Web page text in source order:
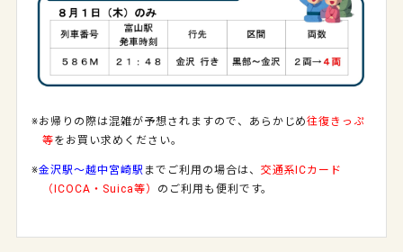
※お帰りの際は混雑が予想されますので、あらかじめ往復きっぷ
等をお買い求めください。
※金沢駅～越中宮崎駅 までご利用の場合は、 交通系ICカード
（ICOCA・Suica等） のご利用も便利です。